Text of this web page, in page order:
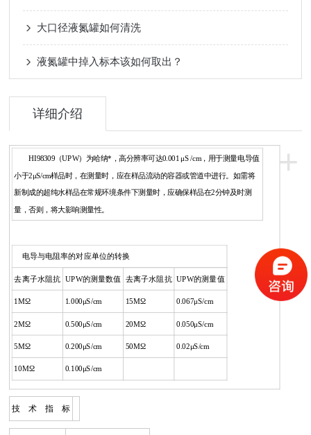
大口径液氮罐如何清洗
液氮罐中掉入标本该如何取出？
详细介绍
+
HI98309（UPW）为哈纳*，高分辨率可达0.001 μS /cm，用于测量电导值
小于2μS/cm样品时，在测量时，应在样品流动的容器或管道中进行。如需将
新制成的超纯水样品在常规环境条件下测量时，应确保样品在2分钟及时测
量，否则，将大影响测量性。
电导与电阻率的对应单位的转换
去离子水阻抗 UPW的测量数值 去离子水阻抗 UPW的测量值
1MΩ 1.000μS/cm 15MΩ 0.067μS/cm
2MΩ 0.500μS/cm 20MΩ 0.050μS/cm
5MΩ 0.200μS/cm 50MΩ 0.02μS/cm
10MΩ 0.100μS/cm
技 术 指 标